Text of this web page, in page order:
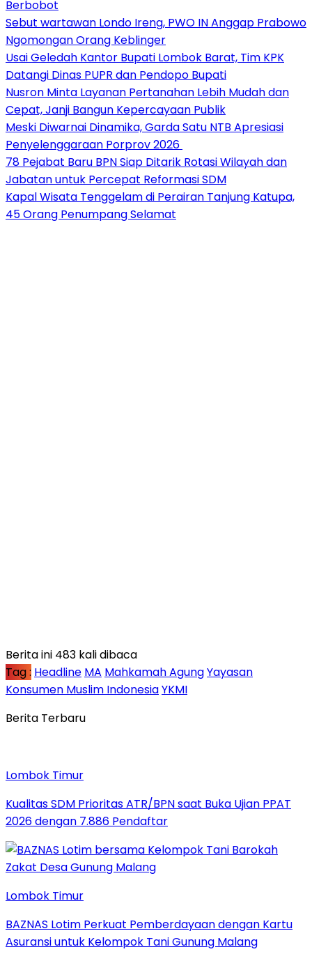
Berbobot
Sebut wartawan Londo Ireng, PWO IN Anggap Prabowo
Ngomongan Orang Keblinger
Usai Geledah Kantor Bupati Lombok Barat, Tim KPK
Datangi Dinas PUPR dan Pendopo Bupati
Nusron Minta Layanan Pertanahan Lebih Mudah dan
Cepat, Janji Bangun Kepercayaan Publik
Meski Diwarnai Dinamika, Garda Satu NTB Apresiasi
Penyelenggaraan Porprov 2026 ‎
78 Pejabat Baru BPN Siap Ditarik Rotasi Wilayah dan
Jabatan untuk Percepat Reformasi SDM
Kapal Wisata Tenggelam di Perairan Tanjung Katupa,
45 Orang Penumpang Selamat
Berita ini 483 kali dibaca
Tag : Headline MA Mahkamah AgungYayasan
Konsumen Muslim IndonesiaYKMI
Berita Terbaru
Lombok Timur
Kualitas SDM Prioritas ATR/BPN saat Buka Ujian PPAT
2026 dengan 7.886 Pendaftar
Lombok Timur
BAZNAS Lotim Perkuat Pemberdayaan dengan Kartu
Asuransi untuk Kelompok Tani Gunung Malang